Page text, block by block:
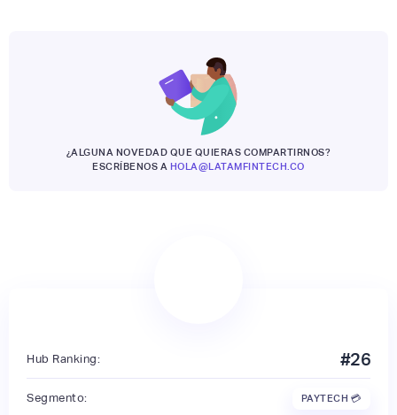
¿ALGUNA NOVEDAD QUE QUIERAS COMPARTIRNOS?
ESCRÍBENOS A HOLA@LATAMFINTECH.CO
Hub Ranking: #26
Segmento: PAYTECH 💳